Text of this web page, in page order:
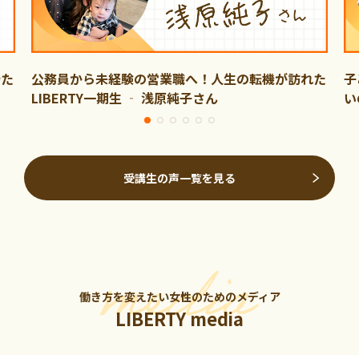
公務員から未経験の営業職へ！人生の転機が訪れた
LIBERTY一期生 ‐ 浅原純子さん
受講生の声一覧を見る
働き方を変えたい女性のためのメディア
LIBERTY media